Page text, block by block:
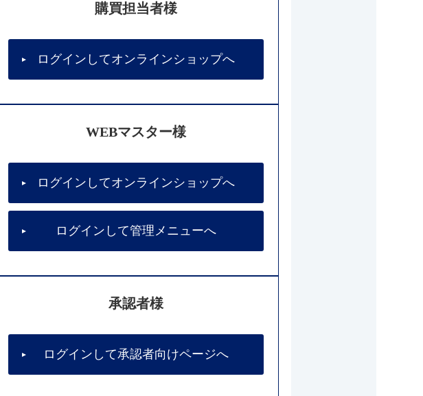
購買担当者様
ログインしてオンラインショップへ
WEBマスター様
ログインしてオンラインショップへ
ログインして管理メニューへ
承認者様
ログインして承認者向けページへ